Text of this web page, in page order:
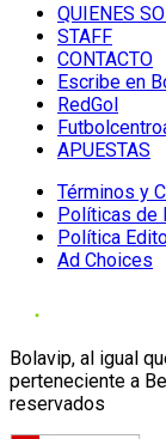
QUIENES
STAFF
CONTACTO
Escribe en
RedGol
APUESTAS
Términos y
Políticas de
Política
Ad Choices
Bolavip, al igual
perteneciente a
reservados